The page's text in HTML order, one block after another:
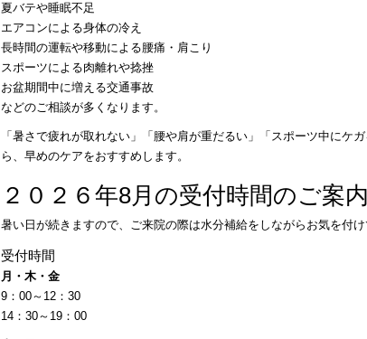
夏バテや睡眠不足
エアコンによる身体の冷え
長時間の運転や移動による腰痛・肩こり
スポーツによる肉離れや捻挫
お盆期間中に増える交通事故
などのご相談が多くなります。
「暑さで疲れが取れない」「腰や肩が重だるい」「スポーツ中にケ
ら、早めのケアをおすすめします。
２０２６年8月の受付時間のご案内
暑い日が続きますので、ご来院の際は水分補給をしながらお気を付け
受付時間
月・木・金
9：00～12：30
14：30～19：00